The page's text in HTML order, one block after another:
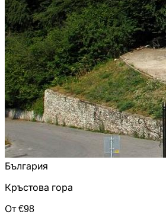
България
Кръстова гора
От €98